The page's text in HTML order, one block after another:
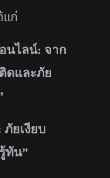
ก่
นไลน์: จาก
ดและภัย
ยเงียบ
ทัน”